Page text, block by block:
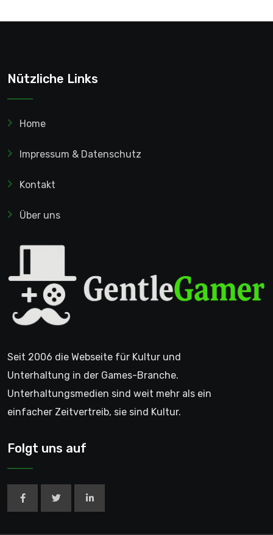
Nützliche Links
Home
Impressum & Datenschutz
Kontakt
Über uns
Seit 2006 die Webseite für Kultur und
Unterhaltung in der Games-Branche.
Unterhaltungsmedien sind weit mehr als ein
einfacher Zeitvertreib, sie sind Kultur.
Folgt uns auf